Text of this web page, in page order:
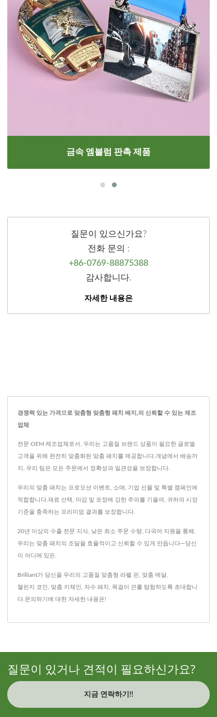
금속 엠블럼 판촉 제품
질문이 있으신가요?
전화 문의 :
+86-0769-88875388
감사합니다.
자세한 내용은
경쟁력 있는 가격으로 맞춤형 맞춤형 패치 배지,의 신뢰할 수 있는 제조
업체
전문 OEM 제조업체로서, 우리는 고품질 브랜드 상품이 필요한 글로벌
고객을 위해 완전히 맞춤화된 맞춤 패치를 제공합니다.개념에서 배송까
지, 우리 팀은 모든 주문에서 정확성과 일관성을 보장합니다.
우리의 맞춤 패치는 프로모션 이벤트, 소매, 기업 선물 및 특별 캠페인에
적합합니다.재료 선택, 마감 및 포장에 강한 주의를 기울여, 귀하의 시장
기준을 충족하는 프리미엄 결과를 보장합니다.
20년 이상의 수출 전문 지식, 낮은 최소 주문 수량, 다국어 지원을 통해,
우리는 맞춤 패치의 조달을 효율적이고 신뢰할 수 있게 만듭니다—당신
이 어디에 있든.
Brilliant가 당신을 우리의 고품질 맞춤형 라펠 핀 맞춤 메달
챌린지 코인 맞춤 키체인 자수 패치 목걸이 끈를 탐험하도록 초대합니
다. 문의하기 에 대한 자세한 내용은!
질문이 있거나 견적이 필요하신가요?
지금 연락하기!!